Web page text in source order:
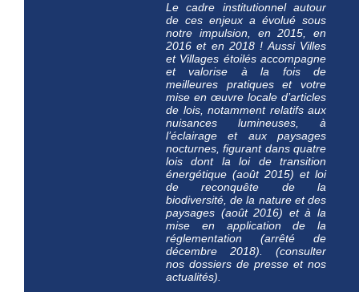
Le cadre institutionnel autour
de ces enjeux a évolué sous
notre impulsion, en 2015, en
2016 et en 2018 ! Aussi Villes
et Villages étoilés accompagne
et valorise à la fois de
meilleures pratiques et votre
mise en œuvre locale d’articles
de lois, notamment relatifs aux
nuisances lumineuses, à
l’éclairage et aux paysages
nocturnes, figurant dans quatre
lois dont la loi de transition
énergétique (août 2015) et loi
de reconquête de la
biodiversité, de la nature et des
paysages (août 2016) et à la
mise en application de la
réglementation (arrêté de
décembre 2018). (consulter
nos dossiers de presse et nos
actualités).